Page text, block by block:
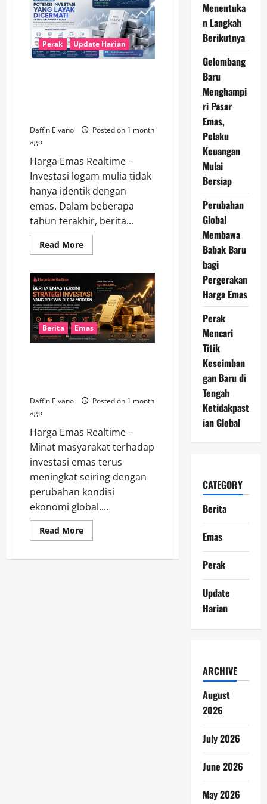
Hari
Ini
Membuka
Kesempatan
Emas
bagi
Investor
Perak Update Harian
Daffin Elvano
Posted on 1 month
ago
Harga Emas Realtime –
Investasi logam mulia tidak
hanya identik dengan
emas. Dalam beberapa
tahun terakhir, berita...
Read MoreRead
more
Hari
Ini
Menunjukkan
Potensi
Investasi
yang
Layak
Dicermati
Berita Emas
Daffin Elvano
Posted on 1 month
ago
Harga Emas Realtime –
Minat masyarakat terhadap
investasi emas terus
meningkat seiring dengan
perubahan kondisi
ekonomi global....
Read MoreRead
more
Emas
Menentuka
n Langkah
Berikutnya
Gelombang
Baru
Menghampi
ri Pasar
Emas,
Pelaku
Keuangan
Mulai
Bersiap
Perubahan
Global
Membawa
Babak Baru
bagi
Pergerakan
Harga Emas
Perak
Mencari
Titik
Keseimban
gan Baru di
Tengah
Ketidakpast
ian Global
CATEGORY
Berita
Emas
Perak
Update
Harian
ARCHIVE
August
2026
July 2026
June 2026
May 2026